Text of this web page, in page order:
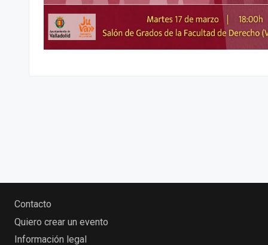
Contacto
Quiero crear un evento
Información legal